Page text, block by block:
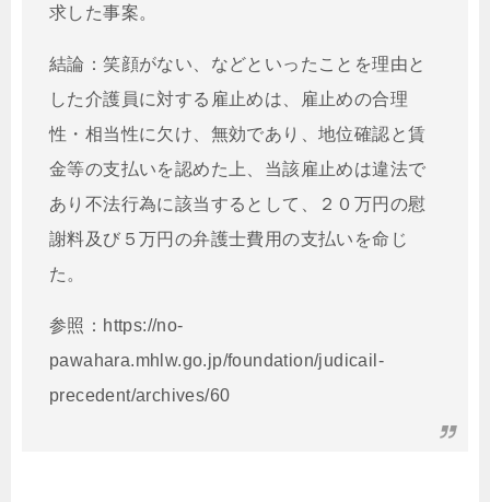
求した事案。
結論：笑顔がない、などといったことを理由と
した介護員に対する雇止めは、雇止めの合理
性・相当性に欠け、無効であり、地位確認と賃
金等の支払いを認めた上、当該雇止めは違法で
あり不法行為に該当するとして、２０万円の慰
謝料及び５万円の弁護士費用の支払いを命じ
た。
参照：https://no-
pawahara.mhlw.go.jp/foundation/judicail-
precedent/archives/60